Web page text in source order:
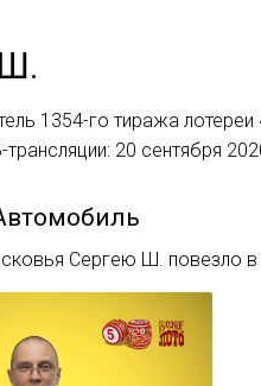
1354-го тиража лотереи
20 сентября
Сергею Ш. повезло в